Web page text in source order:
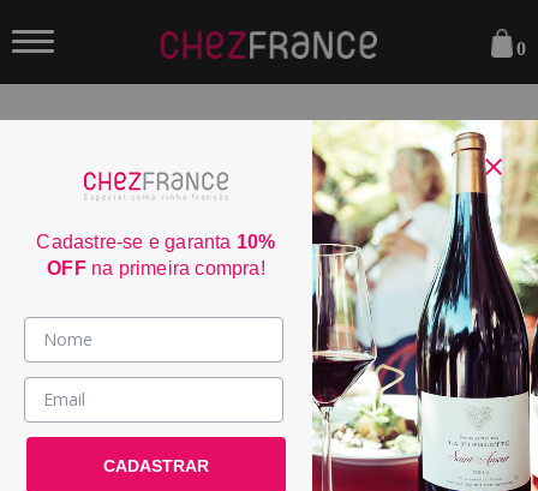
Vinhos >
País / Região >
Le Club >
0
ORDENAR POR:
91
Cadastre-se e garanta 10%
OFFna primeira compra!
CADASTRAR